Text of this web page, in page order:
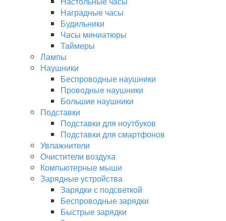
Наградные часы
Будильники
Часы миниатюры
Таймеры
Лампы
Наушники
Беспроводные наушники
Проводные наушники
Большие наушники
Подставки
Подставки для ноутбуков
Подставки для смартфонов
Увлажнители
Очистители воздуха
Компьютерные мыши
Зарядные устройства
Зарядки с подсветкой
Беспроводные зарядки
Быстрые зарядки